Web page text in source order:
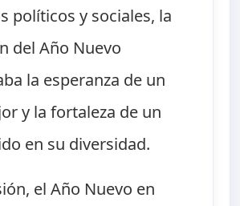
políticos y sociales, la
del Año Nuevo
la esperanza de un
y la fortaleza de un
en su diversidad.
el Año Nuevo en